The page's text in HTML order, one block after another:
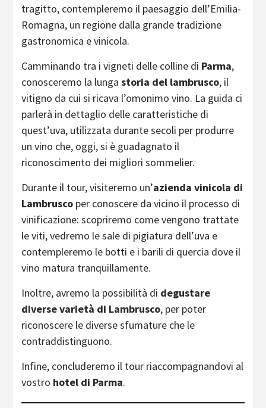
tragitto, contempleremo il paesaggio dell’Emilia-
Romagna, un regione dalla grande tradizione
gastronomica e vinicola.
Camminando tra i vigneti delle colline di Parma,
conosceremo la lunga storia del lambrusco, il
vitigno da cui si ricava l’omonimo vino. La guida ci
parlerà in dettaglio delle caratteristiche di
quest’uva, utilizzata durante secoli per produrre
un vino che, oggi, si è guadagnato il
riconoscimento dei migliori sommelier.
Durante il tour, visiteremo un’azienda vinicola di
Lambrusco per conoscere da vicino il processo di
vinificazione: scopriremo come vengono trattate
le viti, vedremo le sale di pigiatura dell’uva e
contempleremo le botti e i barili di quercia dove il
vino matura tranquillamente.
Inoltre, avremo la possibilità di degustare
diverse varietà di Lambrusco, per poter
riconoscere le diverse sfumature che le
contraddistinguono.
Infine, concluderemo il tour riaccompagnandovi al
vostro hotel di Parma.